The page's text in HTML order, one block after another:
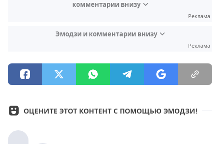
комментарии внизу
Реклама
Эмодзи и комментарии внизу
Реклама
ОЦЕНИТЕ ЭТОТ КОНТЕНТ С ПОМОЩЬЮ ЭМОДЗИ!